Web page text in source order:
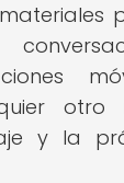
otro
y la